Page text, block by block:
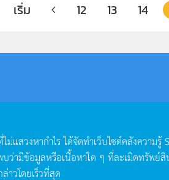
เริ่ม 12 13 14
ม่แสวงหากำไรได้จัดทำเว็บไซต์คลังความรู้
ว่ามีข้อมูลหรือเนื้อหาใด ๆ ที่ละเมิดทรัพย์
าวโดยเร็วที่สุด